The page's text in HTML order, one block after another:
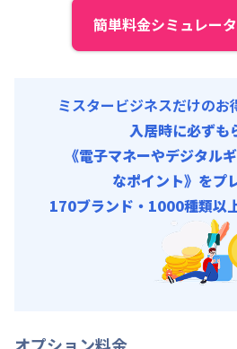
簡単料金シミュレー
ミスタービジネスだけのお
入居時に必ずも
《電子マネーやデジタル
なポイント》をプ
170ブランド・1000種類以
オプション料金